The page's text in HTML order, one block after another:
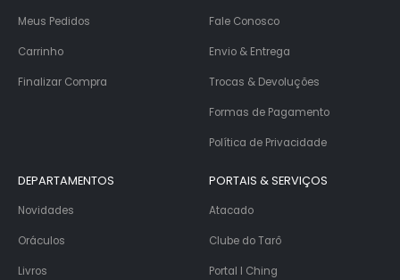
Meus Pedidos
Carrinho
Finalizar Compra
Fale Conosco
Envio & Entrega
Trocas & Devoluções
Formas de Pagamento
Política de Privacidade
DEPARTAMENTOS
Novidades
Oráculos
Livros
PORTAIS & SERVIÇOS
Atacado
Clube do Tarô
Portal I Ching